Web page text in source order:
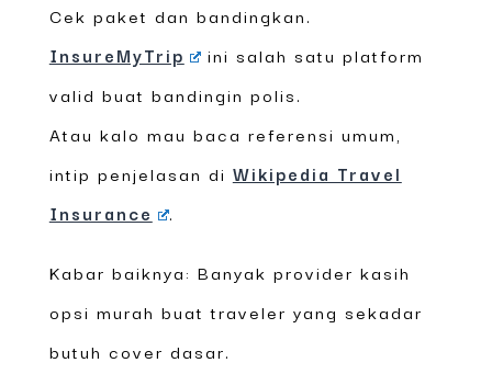
Cek paket dan bandingkan.
InsureMyTrip
ini salah satu platform
valid buat bandingin polis.
Atau kalo mau baca referensi umum,
intip penjelasan di Wikipedia Travel
Insurance
.
Kabar baiknya: Banyak provider kasih
opsi murah buat traveler yang sekadar
butuh cover dasar.